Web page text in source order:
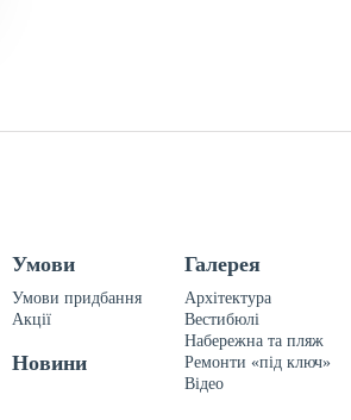
Умови
Умови придбання
Акції
Новини
Галерея
Архітектура
Вестибюлі
Набережна та пляж
Ремонти «під ключ»
Відео